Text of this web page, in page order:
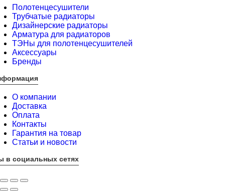
Полотенцесушители
Трубчатые радиаторы
Дизайнерские радиаторы
Арматура для радиаторов
ТЭНы для полотенцесушителей
Аксессуары
Бренды
О компании
Доставка
Оплата
Контакты
Гарантия на товар
Статьи и новости
в социальных сетях